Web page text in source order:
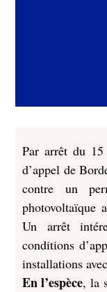
Par arrêt du
d’appel de
contre un
photovoltaïque
Un arrêt
conditions
installations
En l’espèce, la